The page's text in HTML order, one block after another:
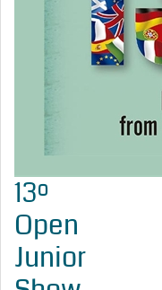
13º
Open
Junior